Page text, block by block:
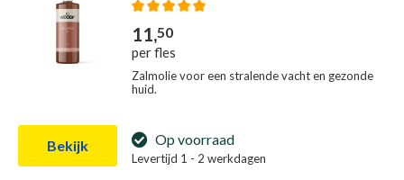
Bekijk
Gemiddelde waardering van 5 van 5 sterren
11,50
per fles
Zalmolie voor een stralende vacht en gezonde
huid.
Op voorraad
Levertijd 1 - 2 werkdagen